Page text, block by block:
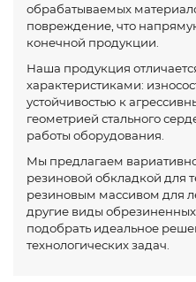
обрабатываемых
повреждение, что
конечной продукции.
Наша продукция
характеристиками:
устойчивостью к
геометрией стального
работы оборудования.
Мы предлагаем
резиновой обкладкой для
резиновым массивом для
другие виды обрезиненных
подобрать идеальное
технологических задач.